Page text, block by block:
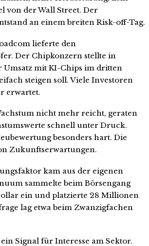
von der Wall Street. Der
an einem breiten Risk-off-Tag.
lieferte den
Der Chipkonzern stellte in
Umsatz mit KI-Chips im dritten
steigen soll. Viele Investoren
erwartet.
nicht mehr reicht, geraten
schnell unter Druck.
besonders hart. Die
Zukunftserwartungen.
kam aus der eigenen
sammelte beim Börsengang
ein und platzierte 28 Millionen
lag etwa beim Zwanzigfachen
Signal für Interesse am Sektor.